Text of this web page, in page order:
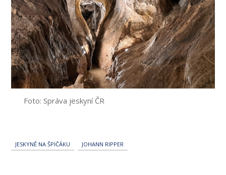
Foto: Správa jeskyní ČR
JESKYNĚ NA ŠPIČÁKU JOHANN RIPPER